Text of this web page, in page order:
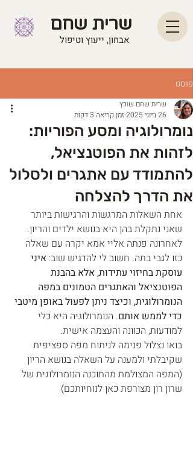
אבחון, ייעוץ וטיפול
פוסט
נומרולוגיה ומסע הפוריות:
לזהות את הפוטנציאל,
להתמודד עם אתגרים ולסלול
את הדרך להצלחה
שרית שחם שורץ
26 ביוני 2025
זמן קריאה 3 דקות
אחת השאלות המרגשות והרגישות ביותר
שאני נתקלת בהן היא בנושא ילדים והריון.
לאחרונה פנתה אליי אמא יקרה עם שאלה
כזו לגבי בתה. חשוב לי להדגיש שוב: איני
עוסקת בחיזוי עתידות, אלא בהבנת
הפוטנציאל והאתגרים הטמונים במפה
הנומרולוגית, וכיצד ניתן לפעול באופן מיטבי
כדי לממש אותם. הנומרולוגיה היא כלי
למודעות, הכוונה והעצמה אישית.
בואו נצלול פנימה לניתוח מפה ספציפית
שקיבלתי ולמענה על השאלה בנושא הריון
(המפה המצולמת מהתוכנה הנומרולוגית של
שרון רון מצורפת כאן לנוחיותכם)